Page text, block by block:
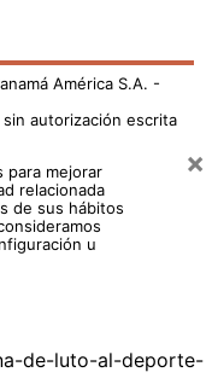
América S.A. -
autorización escrita
para mejorar
relacionada
de sus hábitos
u
×
de-luto-al-deporte-